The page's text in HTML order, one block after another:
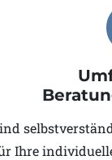
Ihre